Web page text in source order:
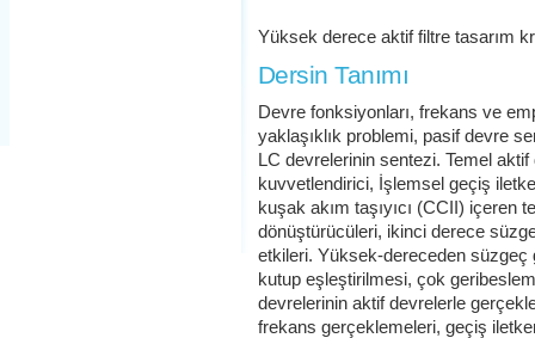
Yüksek derece aktif filtre tasarım
Dersin Tanımı
Devre fonksiyonları, frekans ve
yaklaşıklık problemi, pasif devre
LC devrelerinin sentezi. Temel
kuvvetlendirici, İşlemsel geçiş
kuşak akım taşıyıcı (CCII) içeren
dönüştürücüleri, ikinci derece
etkileri. Yüksek-dereceden süzgeç
kutup eşleştirilmesi, çok
devrelerinin aktif devrelerle
frekans gerçeklemeleri, geçiş